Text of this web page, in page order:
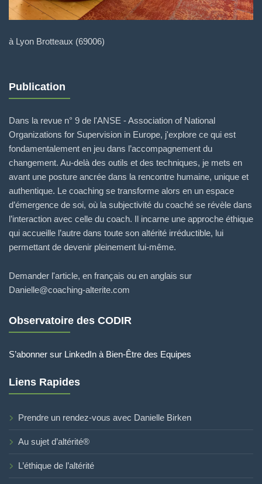
à Lyon Brotteaux (69006)
Publication
Dans la revue n° 9 de l'ANSE - Association of National
Organizations for Supervision in Europe, j'explore ce qui est
fondamentalement en jeu dans l’accompagnement du
changement. Au-delà des outils et des techniques, je mets en
avant une posture ancrée dans la rencontre humaine, unique et
authentique. Le coaching se transforme alors en un espace
d’émergence de soi, où la subjectivité du coaché se révèle dans
l’interaction avec celle du coach. Il incarne une approche éthique
qui accueille l’autre dans toute son altérité irréductible, lui
permettant de devenir pleinement lui-même.
Demander l'article, en français ou en anglais sur
Danielle@coaching-alterite.com
Observatoire des CODIR
S’abonner sur LinkedIn à Bien-Être des Equipes
Liens Rapides
Prendre un rendez-vous avec Danielle Birken
Au sujet d’altérité®
L’éthique de l’altérité